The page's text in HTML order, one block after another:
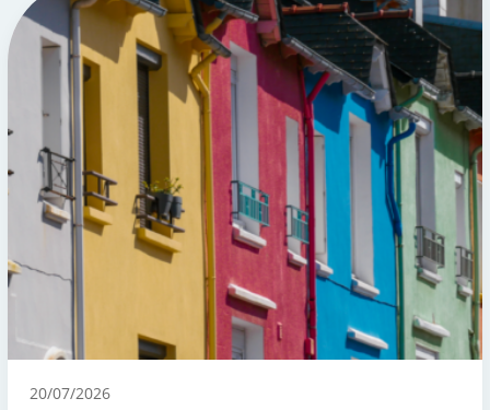
20/07/2026